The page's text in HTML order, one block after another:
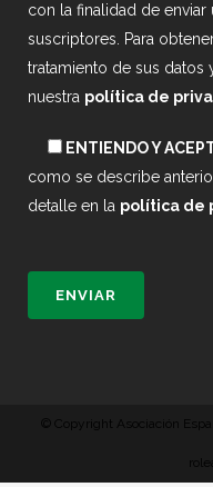
con la finalidad de
suscriptores. Para
tratamiento de sus datos
nuestra política de
ENTIENDO Y
como se describe
detalle en la política de
© Copyright Asociación